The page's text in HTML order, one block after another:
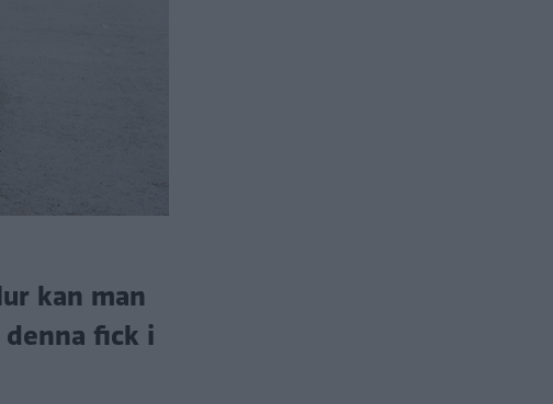
kan man
fick i